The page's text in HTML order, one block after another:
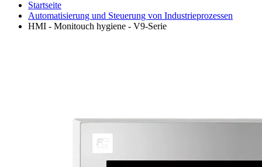
Startseite
Automatisierung und Steuerung von Industrieprozessen
HMI - Monitouch hygiene - V9-Serie